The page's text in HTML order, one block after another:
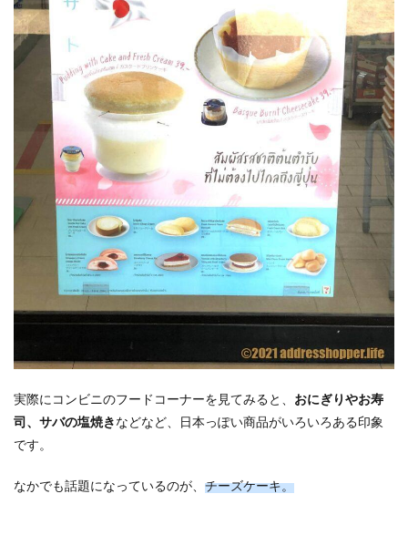
キ、
開
封！
濃厚
ーミ
ーな
めら
感！
ラズ
ベリ
ーチ
ーズ
（35
バー
ツ）
6
に来
実際にコンビニのフードコーナーを見てみると、 おにぎりやお寿
司、サバの塩焼きなどなど、日本っぽい商品がいろいろある印象
です。
なかでも話題になっているのが、 チーズケーキ。